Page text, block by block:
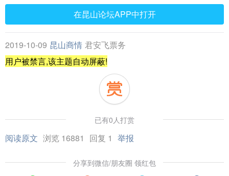
在昆山论坛APP中打开
2019-10-09 昆山商情 君安飞票务
用户被禁言,该主题自动屏蔽!
已有0人打赏
阅读原文 浏览 16881 回复 1 举报
分享到微信/朋友圈 领红包